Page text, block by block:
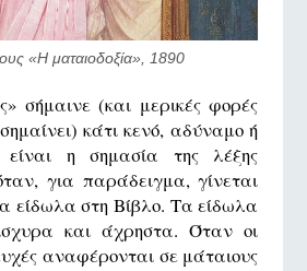
«Η ματαιοδοξία», 1890
σήμαινε (και μερικές φορές
κάτι κενό, αδύναμο ή
η σημασία της λέξης
για παράδειγμα, γίνεται
είδωλα στη Βίβλο. Τα είδωλα
και άχρηστα. Όταν οι
αναφέρονται σε μάταιους